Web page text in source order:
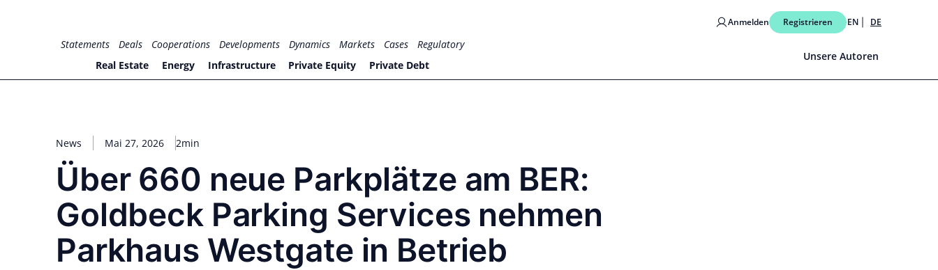
for PHYSIC ASSETS
Anmelden Registrieren EN DE
Statements Deals Cooperations Developments Dynamics Markets Cases
Regulatory
Real Estate
Energy Infrastructure Private Equity Private Debt
Unsere Autoren
News Mai 27, 2026 2min
Über 660 neue Parkplätze am BER:
Goldbeck Parking Services nehmen
Parkhaus Westgate in Betrieb